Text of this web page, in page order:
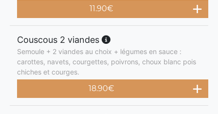
11.90€
Couscous 2 viandes
Semoule + 2 viandes au choix + légumes en sauce :
carottes, navets, courgettes, poivrons, choux blanc pois
chiches et courges.
18.90€